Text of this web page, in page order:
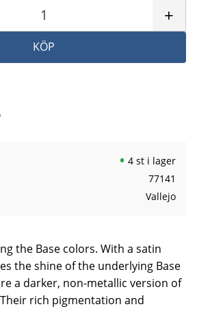
+
KÖP
4 st i lager
77141
Vallejo
the Base colors. With a satin
the shine of the underlying Base
a darker, non-metallic version of
rich pigmentation and